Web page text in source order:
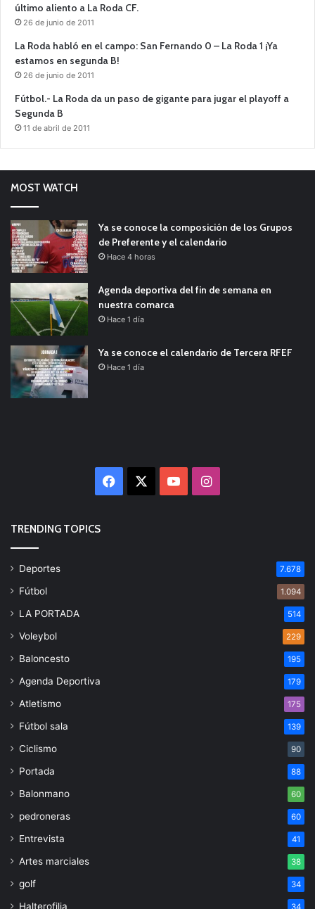
último aliento a La Roda CF.
26 de junio de 2011
La Roda habló en el campo: San Fernando 0 – La Roda 1 ¡Ya
estamos en segunda B!
26 de junio de 2011
Fútbol.- La Roda da un paso de gigante para jugar el playoff a
Segunda B
11 de abril de 2011
MOST WATCH
Ya se conoce la composición de los Grupos
de Preferente y el calendario
Hace 4 horas
Agenda deportiva del fin de semana en
nuestra comarca
Hace 1 día
Ya se conoce el calendario de Tercera RFEF
Hace 1 día
Facebook YouTubeInstagram
TRENDING TOPICS
Deportes 7.678
Fútbol 1.094
LA PORTADA 514
Voleybol 229
Baloncesto 195
Agenda Deportiva 179
Atletismo 175
Fútbol sala 139
Ciclismo 90
Portada 88
Balonmano 60
pedroneras 60
Entrevista 41
Artes marciales 38
golf 34
Halterofilia 34